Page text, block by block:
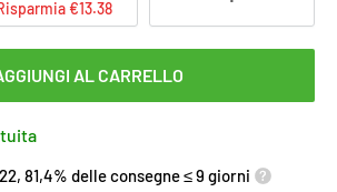
€13.38
AL CARRELLO
81,4% delle consegne ≤ 9 giorni